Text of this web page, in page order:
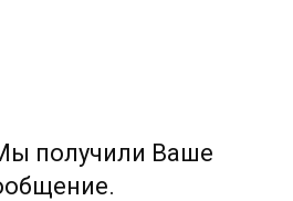
получили Ваше